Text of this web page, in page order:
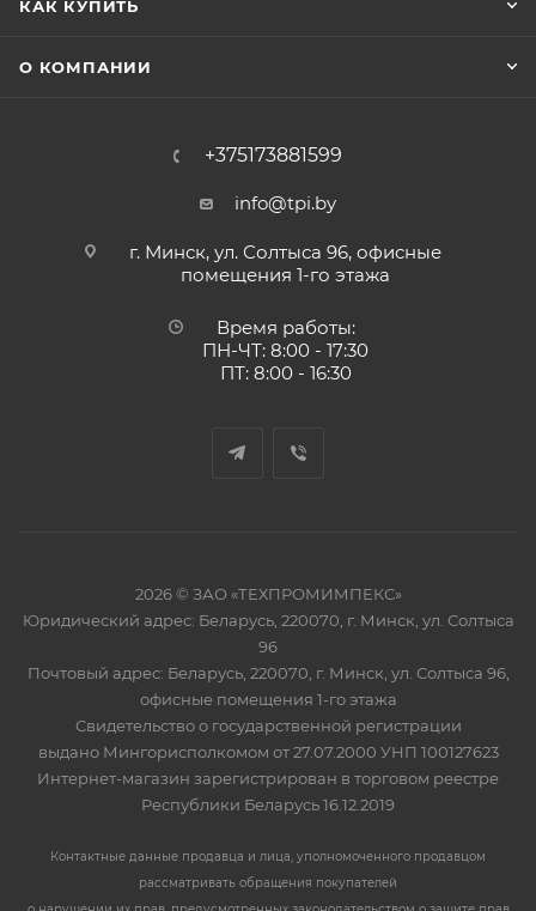
КАК КУПИТЬ
О КОМПАНИИ
+375173881599
info@tpi.by
г. Минск, ул. Солтыса 96, офисные
помещения 1-го этажа
Время работы:
ПН-ЧТ: 8:00 - 17:30
ПТ: 8:00 - 16:30
2026 © ЗАО «ТЕХПРОМИМПЕКС»
Юридический адрес: Беларусь, 220070, г. Минск, ул. Солтыса
96
Почтовый адрес: Беларусь, 220070, г. Минск, ул. Солтыса 96,
офисные помещения 1-го этажа
Свидетельство о государственной регистрации
выдано Мингорисполкомом от 27.07.2000 УНП 100127623
Интернет-магазин зарегистрирован в торговом реестре
Республики Беларусь 16.12.2019
Контактные данные продавца и лица, уполномоченного продавцом
рассматривать обращения покупателей